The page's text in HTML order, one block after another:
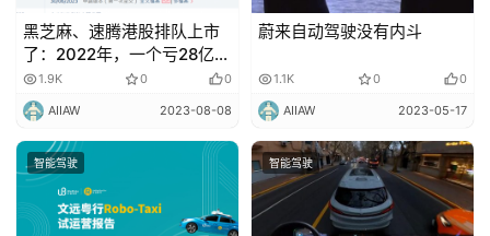
黑芝麻、速腾港股排队上市
了：2022年，一个亏28亿
元，一个亏21亿元
1.9K 0 0
AIIAW 2023-08-08
蔚来自动驾驶没有内斗
1.1K 0 0
AIIAW 2023-05-17
智能驾驶 智能驾驶